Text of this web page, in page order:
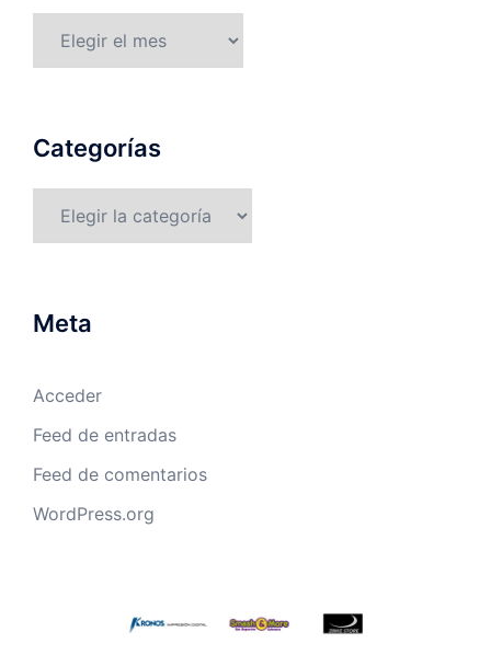
Categorías
Meta
Acceder
Feed de entradas
Feed de comentarios
WordPress.org